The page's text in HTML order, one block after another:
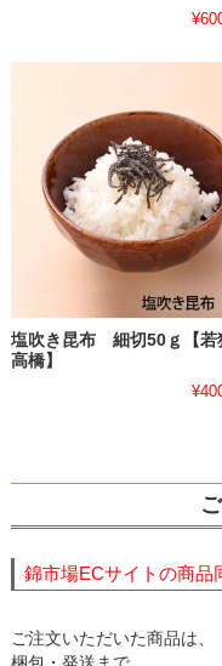
塩吹き昆布 細切50ｇ【若
高橋】
錦市場ECサイトの商品
ご注文いただいた商品は、